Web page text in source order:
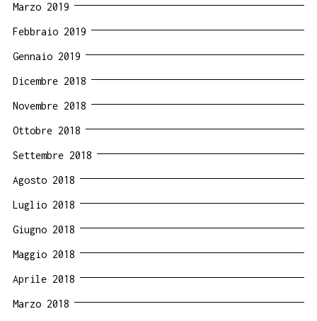
Marzo 2019
Febbraio 2019
Gennaio 2019
Dicembre 2018
Novembre 2018
Ottobre 2018
Settembre 2018
Agosto 2018
Luglio 2018
Giugno 2018
Maggio 2018
Aprile 2018
Marzo 2018